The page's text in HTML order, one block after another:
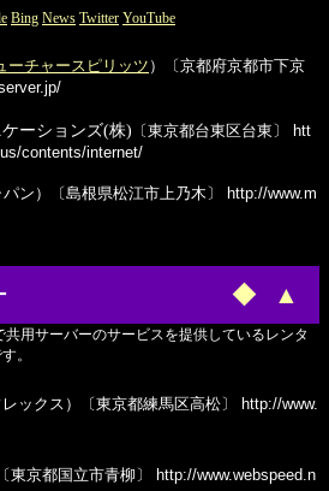
Bing News Twitter YouTube
ーチャースピリッツ ）〔京都府京都市下京
ーションズ(株) 〔東京都台東区台東〕
htt
contents/internet/
パン）〔島根県松江市上乃木〕
http://www.m
◆ ▲
共用サーバーのサービスを提供しているレンタ
。
レックス）〔東京都練馬区高松〕
http://www.
東京都国立市青柳〕
http://www.webspeed.n